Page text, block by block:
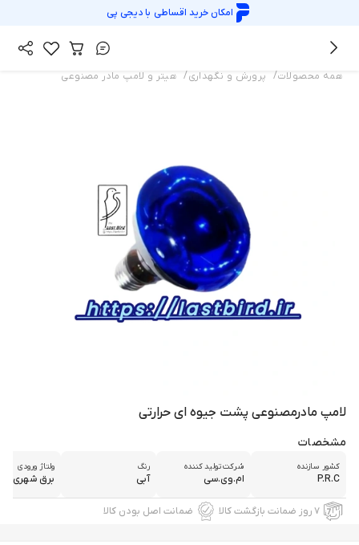
امکان خرید اقساطی بادیجی پی
همه محصولات/ پرورش و نگهداری/ هیتر و لامپ مادر مصنوعی
لامپ مادرمصنوعی پشت جیوه ای حرارتی
مشخصات
کشور سازنده
P.R.C
شرکت تولید کننده
ام.وی.سی
رنگ
آبی
ولتاژ ورودی
برق شهری ۲۲۰ ولت
۷ روز ضمانت بازگشت کالا ضمانت اصل بودن کالا